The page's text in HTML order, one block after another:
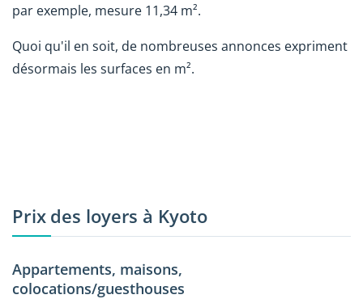
par exemple, mesure 11,34 m².
Quoi qu'il en soit, de nombreuses annonces expriment
désormais les surfaces en m².
Prix des loyers à Kyoto
Appartements, maisons,
colocations/guesthouses